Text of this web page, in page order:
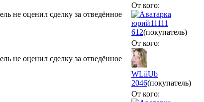
не оценил сделку за отведённое
От кого:
юрий11111
612(покупатель)
не оценил сделку за отведённое
От кого:
WLiiUb
2046(покупатель)
От кого: